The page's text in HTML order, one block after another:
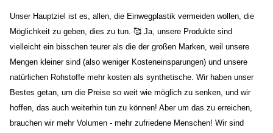
Unser Hauptziel ist es, allen, die Einwegplastik vermeiden wollen, die
Möglichkeit zu geben, dies zu tun. 🥰 Ja, unsere Produkte sind
vielleicht ein bisschen teurer als die der großen Marken, weil unsere
Mengen kleiner sind (also weniger Kosteneinsparungen) und unsere
natürlichen Rohstoffe mehr kosten als synthetische. Wir haben unser
Bestes getan, um die Preise so weit wie möglich zu senken, und wir
hoffen, das auch weiterhin tun zu können! Aber um das zu erreichen,
brauchen wir mehr Volumen - mehr zufriedene Menschen! Wir sind